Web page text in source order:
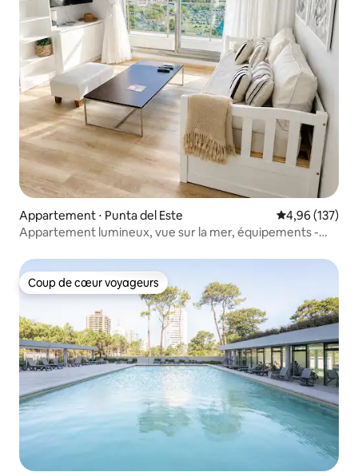
Appartement ⋅ Punta del Este Évaluation
4,96 (137)
Appartement lumineux, vue sur la mer, équipements -
Coup de cœur voyageurs
Coup de cœur voyageurs